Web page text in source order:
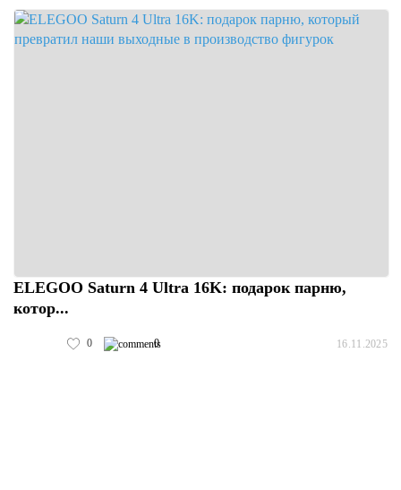
ELEGOO Saturn 4 Ultra 16K: подарок парню,
котор...
0 0 16.11.2025